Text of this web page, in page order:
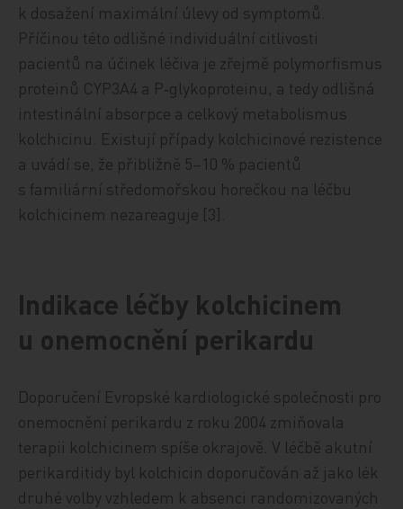
k dosažení maximální úlevy od symptomů.
Příčinou této odlišné individuální citlivosti
pacientů na účinek léčiva je zřejmě polymorfismus
proteinů CYP3A4 a P‑glykoproteinu, a tedy odlišná
intestinální absorpce a celkový metabolismus
kolchicinu. Existují případy kolchicinové rezistence
a uvádí se, že přibližně 5–10 % pacientů
s familiární středomořskou horečkou na léčbu
kolchicinem nezareaguje [3].
Indikace léčby kolchicinem
u onemocnění perikardu
Doporučení Evropské kardiologické společnosti pro
onemocnění perikardu z roku 2004 zmiňovala
terapii kolchicinem spíše okrajově. V léčbě akutní
perikarditidy byl kolchicin doporučován až jako lék
druhé volby vzhledem k absenci randomizovaných